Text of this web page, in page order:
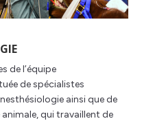
de l’équipe
de spécialistes
ainsi que de
qui travaillent de